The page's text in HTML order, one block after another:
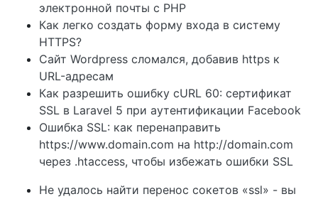
электронной почты с PHP
Как легко создать форму входа в систему
HTTPS?
Сайт Wordpress сломался, добавив https к
URL-адресам
Как разрешить ошибку cURL 60: сертификат
SSL в Laravel 5 при аутентификации Facebook
Ошибка SSL: как перенаправить
https://www.domain.com на http://domain.com
через .htaccess, чтобы избежать ошибки SSL
Не удалось найти перенос сокетов «ssl» - вы